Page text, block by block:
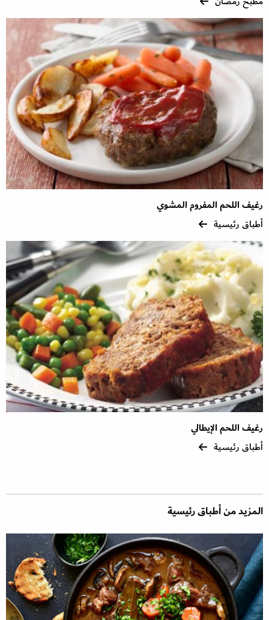
رغيف اللحم المفروم المشوي
أطباق رئيسية
رغيف اللحم الإيطالي
أطباق رئيسية
المزيد من أطباق رئيسية